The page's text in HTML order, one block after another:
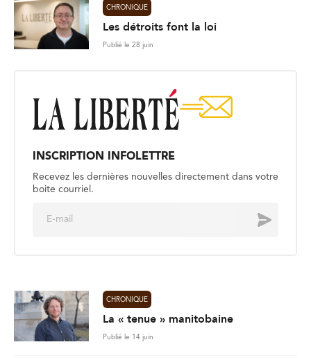
CHRONIQUE
Les détroits font la loi
Publié le 28 juin
INSCRIPTION INFOLETTRE
Recevez les dernières nouvelles directement dans votre
boite courriel.
Envoyer
CHRONIQUE
La « tenue » manitobaine
Publié le 14 juin